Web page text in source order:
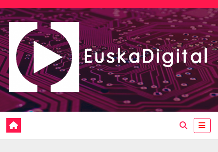
Saltar
al
contenido